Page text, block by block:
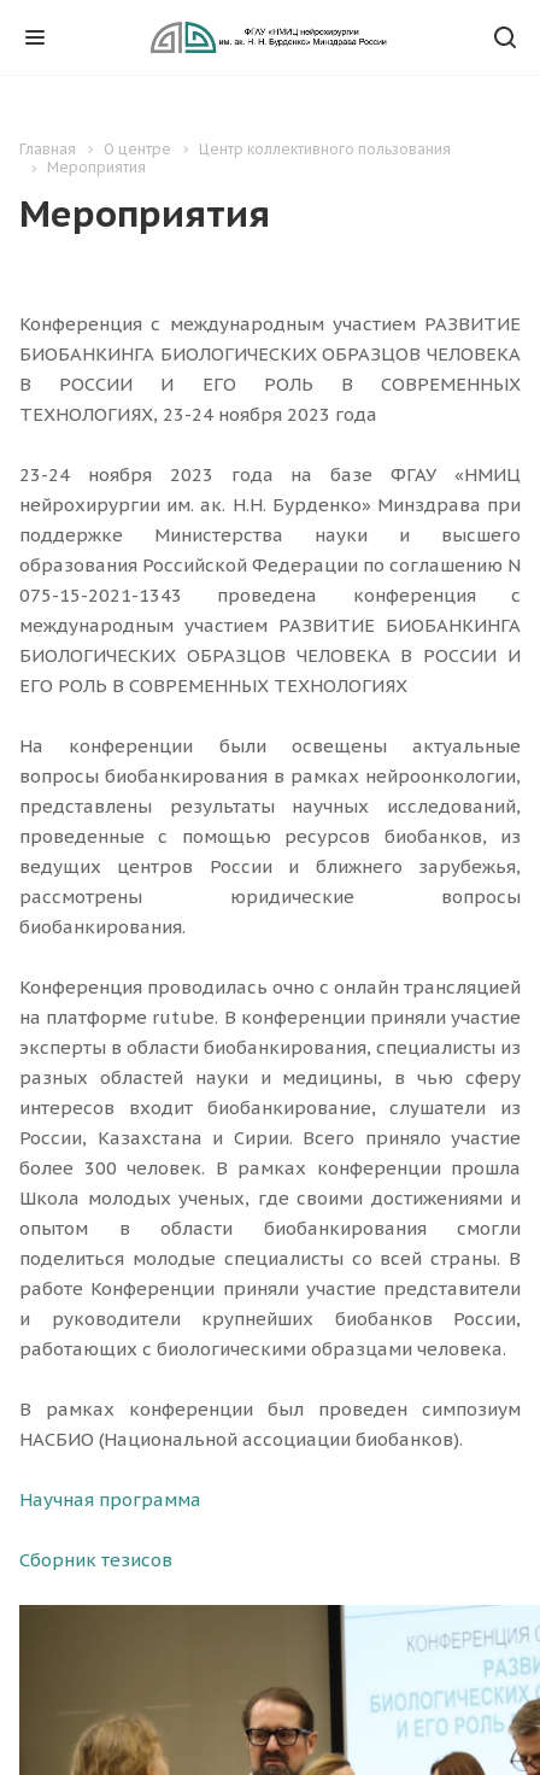
Главная О центре
Центр коллективного пользования
Мероприятия
Мероприятия
Конференция с международным участием РАЗВИТИЕ
БИОБАНКИНГА БИОЛОГИЧЕСКИХ ОБРАЗЦОВ ЧЕЛОВЕКА
В РОССИИ И ЕГО РОЛЬ В СОВРЕМЕННЫХ
ТЕХНОЛОГИЯХ, 23-24 ноября 2023 года
23-24 ноября 2023 года на базе ФГАУ «НМИЦ
нейрохирургии им. ак. Н.Н. Бурденко» Минздрава при
поддержке Министерства науки и высшего
образования Российской Федерации по соглашению N
075-15-2021-1343 проведена конференция с
международным участием РАЗВИТИЕ БИОБАНКИНГА
БИОЛОГИЧЕСКИХ ОБРАЗЦОВ ЧЕЛОВЕКА В РОССИИ И
ЕГО РОЛЬ В СОВРЕМЕННЫХ ТЕХНОЛОГИЯХ
На конференции были освещены актуальные
вопросы биобанкирования в рамках нейроонкологии,
представлены результаты научных исследований,
проведенные с помощью ресурсов биобанков, из
ведущих центров России и ближнего зарубежья,
рассмотрены юридические вопросы
биобанкирования.
Конференция проводилась очно с онлайн трансляцией
на платформе rutube. В конференции приняли участие
эксперты в области биобанкирования, специалисты из
разных областей науки и медицины, в чью сферу
интересов входит биобанкирование, слушатели из
России, Казахстана и Сирии. Всего приняло участие
более 300 человек. В рамках конференции прошла
Школа молодых ученых, где своими достижениями и
опытом в области биобанкирования смогли
поделиться молодые специалисты со всей страны. В
работе Конференции приняли участие представители
и руководители крупнейших биобанков России,
работающих с биологическими образцами человека.
В рамках конференции был проведен симпозиум
НАСБИО (Национальной ассоциации биобанков).
Научная программа
Сборник тезисов